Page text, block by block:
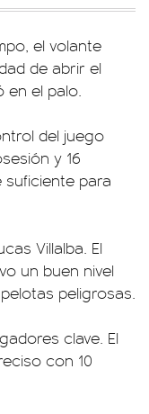
el volante
de abrir el
en el palo.
del juego
y 16
para
Villalba. El
un buen nivel
peligrosas.
clave. El
con 10